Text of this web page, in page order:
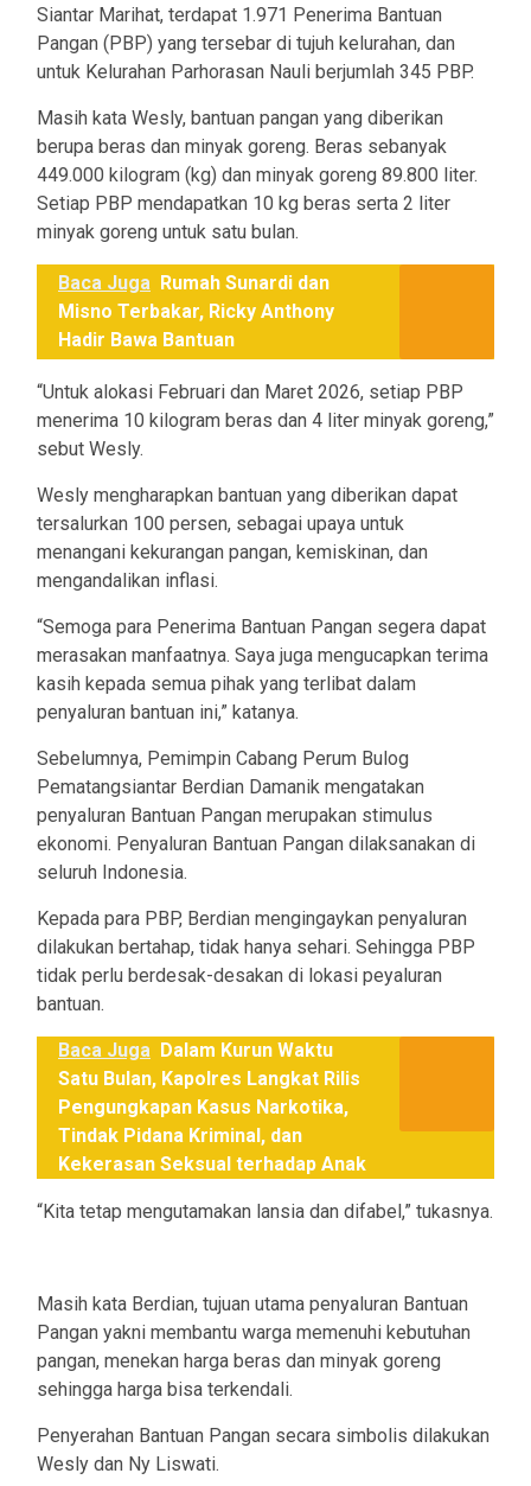
Siantar Marihat, terdapat 1.971 Penerima Bantuan
Pangan (PBP) yang tersebar di tujuh kelurahan, dan
untuk Kelurahan Parhorasan Nauli berjumlah 345 PBP.
Masih kata Wesly, bantuan pangan yang diberikan
berupa beras dan minyak goreng. Beras sebanyak
449.000 kilogram (kg) dan minyak goreng 89.800 liter.
Setiap PBP mendapatkan 10 kg beras serta 2 liter
minyak goreng untuk satu bulan.
Baca Juga Rumah Sunardi dan
Misno Terbakar, Ricky Anthony
Hadir Bawa Bantuan
“Untuk alokasi Februari dan Maret 2026, setiap PBP
menerima 10 kilogram beras dan 4 liter minyak goreng,”
sebut Wesly.
Wesly mengharapkan bantuan yang diberikan dapat
tersalurkan 100 persen, sebagai upaya untuk
menangani kekurangan pangan, kemiskinan, dan
mengandalikan inflasi.
“Semoga para Penerima Bantuan Pangan segera dapat
merasakan manfaatnya. Saya juga mengucapkan terima
kasih kepada semua pihak yang terlibat dalam
penyaluran bantuan ini,” katanya.
Sebelumnya, Pemimpin Cabang Perum Bulog
Pematangsiantar Berdian Damanik mengatakan
penyaluran Bantuan Pangan merupakan stimulus
ekonomi. Penyaluran Bantuan Pangan dilaksanakan di
seluruh Indonesia.
Kepada para PBP, Berdian mengingaykan penyaluran
dilakukan bertahap, tidak hanya sehari. Sehingga PBP
tidak perlu berdesak-desakan di lokasi peyaluran
bantuan.
Baca Juga Dalam Kurun Waktu
Satu Bulan, Kapolres Langkat Rilis
Pengungkapan Kasus Narkotika,
Tindak Pidana Kriminal, dan
Kekerasan Seksual terhadap Anak
“Kita tetap mengutamakan lansia dan difabel,” tukasnya.
Masih kata Berdian, tujuan utama penyaluran Bantuan
Pangan yakni membantu warga memenuhi kebutuhan
pangan, menekan harga beras dan minyak goreng
sehingga harga bisa terkendali.
Penyerahan Bantuan Pangan secara simbolis dilakukan
Wesly dan Ny Liswati.